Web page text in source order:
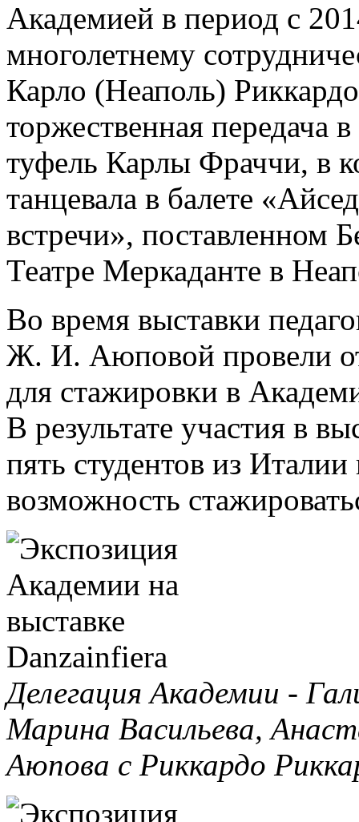
Академией в период с
многолетнему
Карло (Неаполь)
торжественная передача
туфель Карлы Фраччи, в
танцевала в балете
встречи», поставленном
Театре Меркаданте в
Во время выставки
Ж. И. Аюповой провели
для стажировки в
В результате участия в
пять студентов из
возможность
Делегация Академии -
Марина Васильева,
Аюпова с Риккардо